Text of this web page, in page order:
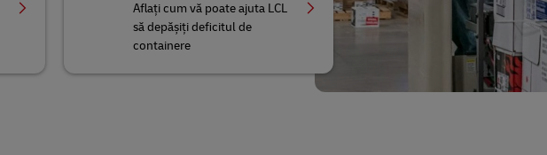
Aflați cum vă poate ajuta LCL
să depășiți deficitul de
containere